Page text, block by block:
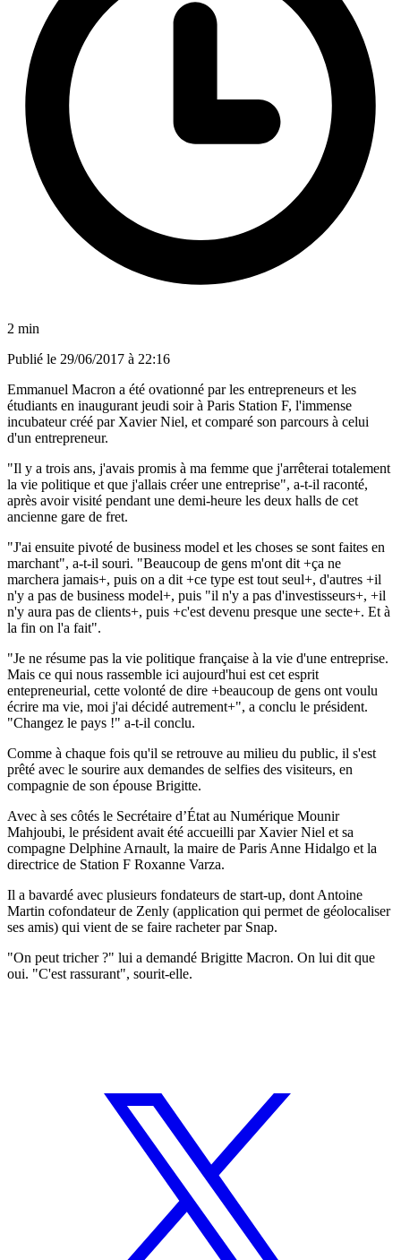
2 min
Publié le 29/06/2017 à 22:16
Emmanuel Macron a été ovationné par les entrepreneurs et les
étudiants en inaugurant jeudi soir à Paris Station F, l'immense
incubateur créé par Xavier Niel, et comparé son parcours à celui
d'un entrepreneur.
"Il y a trois ans, j'avais promis à ma femme que j'arrêterai totalement
la vie politique et que j'allais créer une entreprise", a-t-il raconté,
après avoir visité pendant une demi-heure les deux halls de cet
ancienne gare de fret.
"J'ai ensuite pivoté de business model et les choses se sont faites en
marchant", a-t-il souri. "Beaucoup de gens m'ont dit +ça ne
marchera jamais+, puis on a dit +ce type est tout seul+, d'autres +il
n'y a pas de business model+, puis "il n'y a pas d'investisseurs+, +il
n'y aura pas de clients+, puis +c'est devenu presque une secte+. Et à
la fin on l'a fait".
"Je ne résume pas la vie politique française à la vie d'une entreprise.
Mais ce qui nous rassemble ici aujourd'hui est cet esprit
entepreneurial, cette volonté de dire +beaucoup de gens ont voulu
écrire ma vie, moi j'ai décidé autrement+", a conclu le président.
"Changez le pays !" a-t-il conclu.
Comme à chaque fois qu'il se retrouve au milieu du public, il s'est
prêté avec le sourire aux demandes de selfies des visiteurs, en
compagnie de son épouse Brigitte.
Avec à ses côtés le Secrétaire d’État au Numérique Mounir
Mahjoubi, le président avait été accueilli par Xavier Niel et sa
compagne Delphine Arnault, la maire de Paris Anne Hidalgo et la
directrice de Station F Roxanne Varza.
Il a bavardé avec plusieurs fondateurs de start-up, dont Antoine
Martin cofondateur de Zenly (application qui permet de géolocaliser
ses amis) qui vient de se faire racheter par Snap.
"On peut tricher ?" lui a demandé Brigitte Macron. On lui dit que
oui. "C'est rassurant", sourit-elle.